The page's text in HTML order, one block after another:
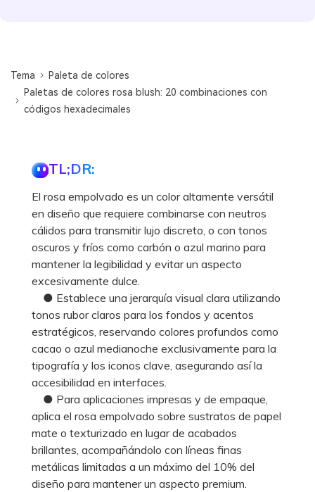
Tema
Paleta de colores
Paletas de colores rosa blush: 20 combinaciones con
códigos hexadecimales
TL;DR:
El rosa empolvado es un color altamente versátil
en diseño que requiere combinarse con neutros
cálidos para transmitir lujo discreto, o con tonos
oscuros y fríos como carbón o azul marino para
mantener la legibilidad y evitar un aspecto
excesivamente dulce.
● Establece una jerarquía visual clara utilizando
tonos rubor claros para los fondos y acentos
estratégicos, reservando colores profundos como
cacao o azul medianoche exclusivamente para la
tipografía y los iconos clave, asegurando así la
accesibilidad en interfaces.
● Para aplicaciones impresas y de empaque,
aplica el rosa empolvado sobre sustratos de papel
mate o texturizado en lugar de acabados
brillantes, acompañándolo con líneas finas
metálicas limitadas a un máximo del 10% del
diseño para mantener un aspecto premium.